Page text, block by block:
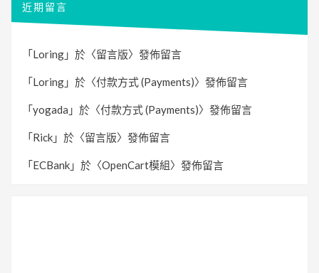
近期留言
「 Loring 」於〈留言版〉發佈留言
「 Loring 」於〈付款方式 (Payments)〉發佈留言
「 yogada 」於〈付款方式 (Payments)〉發佈留言
「 Rick 」於〈留言版〉發佈留言
「 ECBank 」於〈OpenCart模組〉發佈留言